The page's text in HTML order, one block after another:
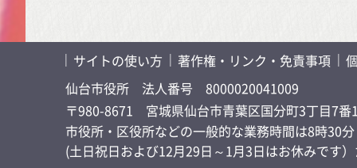
サイトの使い方 著作権・リンク・免責事項
仙台市役所 法人番号 8000020041009
〒980-8671 宮城県仙台市青葉区国分町3丁目7番
市役所・区役所などの一般的な業務時間は8時30
(土日祝日および12月29日～1月3日はお休みです